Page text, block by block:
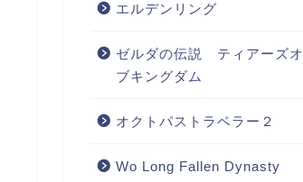
エルデンリング
ゼルダの伝説 ティアーズオ
ブキングダム
オクトパストラベラー２
Wo Long Fallen Dynasty